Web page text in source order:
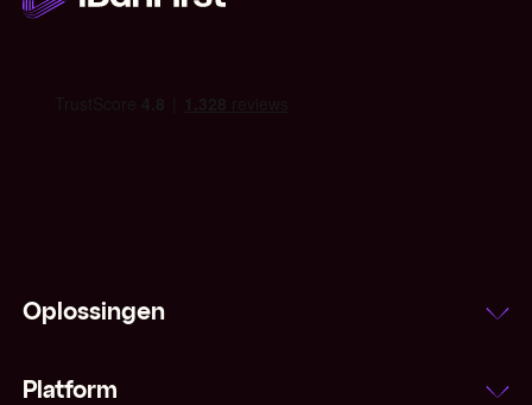
Oplossingen
Platform